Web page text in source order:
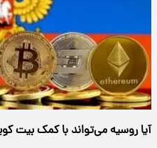
آیا روسیه می‌تواند با کمک بیت